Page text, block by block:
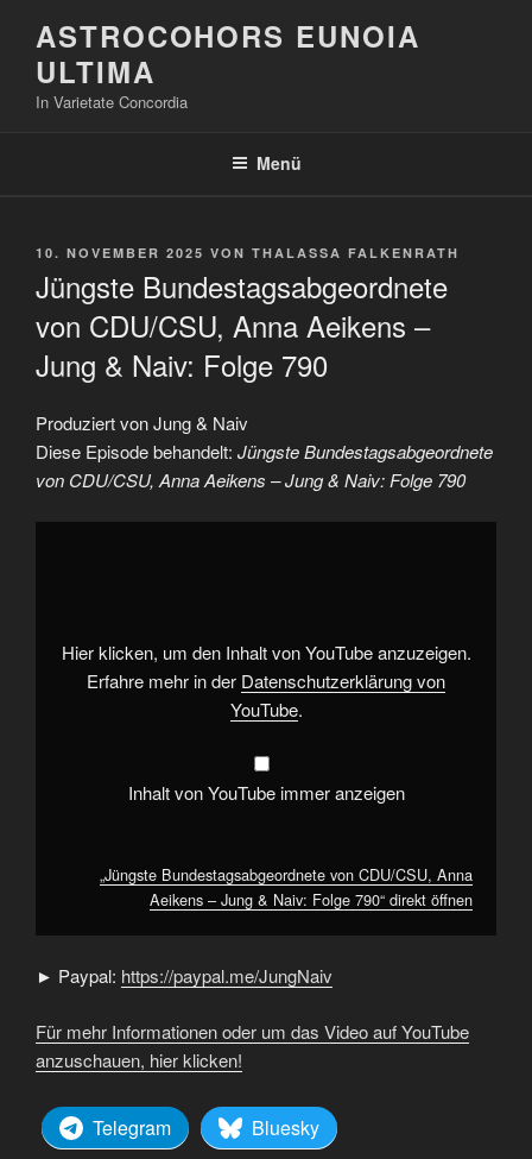
Inhalt
springen
ASTROCOHORS EUNOIA
ULTIMA
In Varietate Concordia
Menü
VERÖFFENTLICHT
10. NOVEMBER 2025 VON THALASSA FALKENRATH
Jüngste Bundestagsabgeordnete
von CDU/CSU, Anna Aeikens –
Jung & Naiv: Folge 790
Produziert von Jung & Naiv
Diese Episode behandelt: Jüngste Bundestagsabgeordnete
von CDU/CSU, Anna Aeikens – Jung & Naiv: Folge 790
„Jüngste
JungHier klicken, um den Inhalt von YouTube anzuzeigen.
Erfahre mehr in der Datenschutzerklärung von
YouTube.
Inhalt von YouTube immer anzeigen
„Jüngste Bundestagsabgeordnete von CDU/CSU, Anna
Aeikens – Jung & Naiv: Folge 790“ direkt öffnen
► Paypal: https://paypal.me/JungNaiv
Für mehr Informationen oder um das Video auf YouTube
anzuschauen, hier klicken!
Telegram
Bluesky